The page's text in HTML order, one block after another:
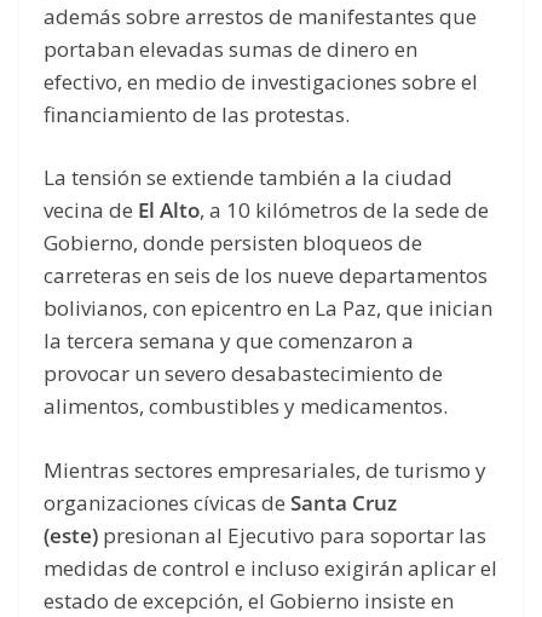
además sobre arrestos de manifestantes que
portaban elevadas sumas de dinero en
efectivo, en medio de investigaciones sobre el
financiamiento de las protestas.
La tensión se extiende también a la ciudad
vecina de El Alto, a 10 kilómetros de la sede de
Gobierno, donde persisten bloqueos de
carreteras en seis de los nueve departamentos
bolivianos, con epicentro en La Paz, que inician
la tercera semana y que comenzaron a
provocar un severo desabastecimiento de
alimentos, combustibles y medicamentos.
Mientras sectores empresariales, de turismo y
organizaciones cívicas de Santa Cruz
(este) presionan al Ejecutivo para soportar las
medidas de control e incluso exigirán aplicar el
estado de excepción, el Gobierno insiste en